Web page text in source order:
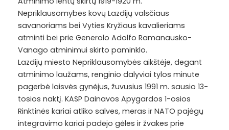
Nepriklausomybės kovų Lazdijų valsčiaus
savanoriams bei Vyties Kryžiaus kavalieriams
atminti bei prie Generolo Adolfo Ramanausko-
Vanago atminimui skirto paminklo.
Lazdijų miesto Nepriklausomybės aikštėje, degant
atminimo laužams, renginio dalyviai tylos minute
pagerbė laisvės gynėjus, žuvusius 1991 m. sausio 13-
tosios naktį. KASP Dainavos Apygardos 1-osios
Rinktinės kariai atliko salves, meras ir NATO pajėgų
integravimo kariai padėjo gėles ir žvakes prie